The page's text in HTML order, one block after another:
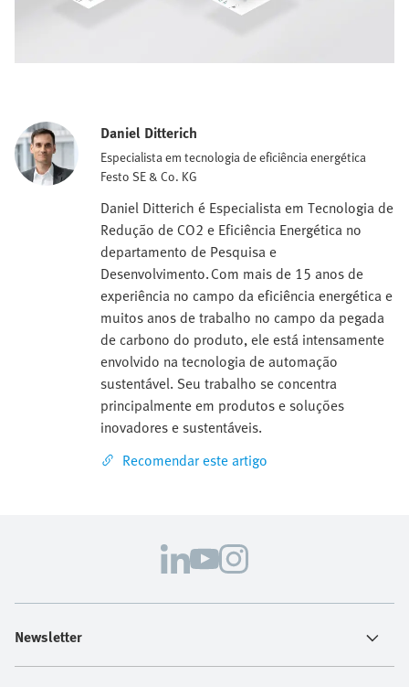
Daniel Ditterich
Especialista em tecnologia de eficiência energética
Festo SE & Co. KG
Daniel Ditterich é Especialista em Tecnologia de
Redução de CO2 e Eficiência Energética no
departamento de Pesquisa e
Desenvolvimento. Com mais de 15 anos de
experiência no campo da eficiência energética e
muitos anos de trabalho no campo da pegada
de carbono do produto, ele está intensamente
envolvido na tecnologia de automação
sustentável. Seu trabalho se concentra
principalmente em produtos e soluções
inovadores e sustentáveis.
Recomendar este artigo
Newsletter